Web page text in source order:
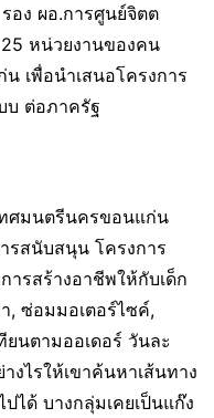
อง ผอ.การศูนย์จิตต
หน่วยงานของคน
เพื่อนำเสนอโครงการ
บ ต่อภาครัฐ
ศมนตรีนครขอนแก่น
รสนับสนุน โครงการ
ารสร้างอาชีพให้กับเด็ก
, ซ่อมมอเตอร์ไซค์,
นตามออเดอร์ วันละ
งไรให้เขาค้นหาเส้นทาง
ได้ บางกลุ่มเคยเป็นแก๊ง